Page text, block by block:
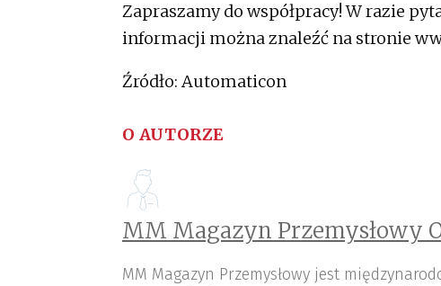
Zapraszamy do współpracy! W razie
informacji można znaleźć na stronie
Źródło: Automaticon
O AUTORZE
MM Magazyn Przemysłowy
MM Magazyn Przemysłowy jest